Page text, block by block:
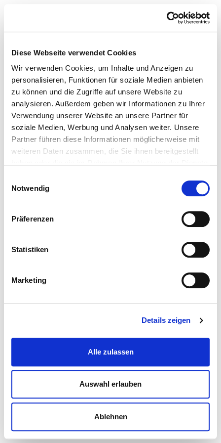
Diese Webseite verwendet Cookies
Wir verwenden Cookies, um Inhalte und Anzeigen zu
personalisieren, Funktionen für soziale Medien anbieten
zu können und die Zugriffe auf unsere Website zu
analysieren. Außerdem geben wir Informationen zu Ihrer
Verwendung unserer Website an unsere Partner für
soziale Medien, Werbung und Analysen weiter. Unsere
Partner führen diese Informationen möglicherweise mit
weiteren Daten zusammen, die Sie ihnen bereitgestellt
Notwendig
Präferenzen
Statistiken
Marketing
Details zeigen
Alle zulassen
Auswahl erlauben
Ablehnen